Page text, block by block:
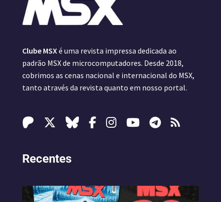
Clube MSX é uma revista impressa dedicada ao
padrão MSX de microcomputadores. Desde 2018,
cobrimos as cenas nacional e internacional do MSX,
tanto através da revista quanto em nosso portal.
Recentes